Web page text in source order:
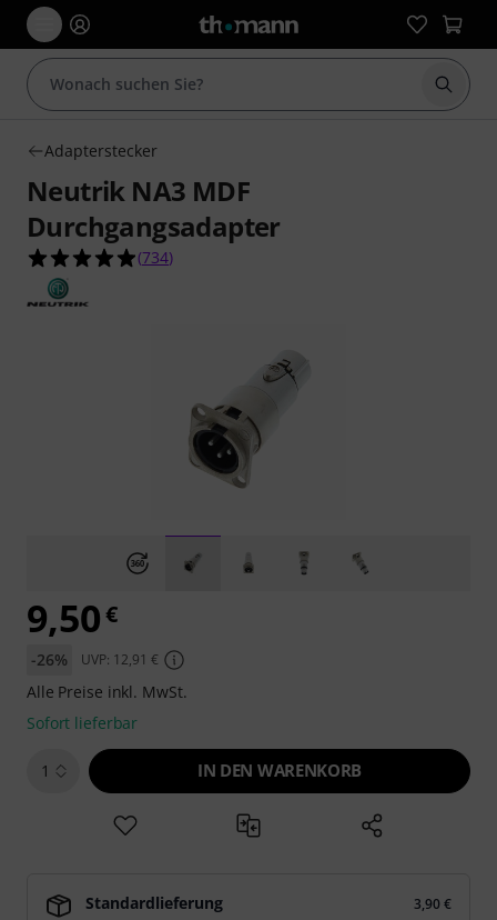
Suche
Adapterstecker
Neutrik NA3 MDF
Durchgangsadapter
4.9 von 5 Sternen aus 734 Kundenbewertungen
(734)
9,50€
-26% UVP: 12,91 €
Alle Preise inkl. MwSt.
Sofort lieferbar
1 IN DEN WARENKORB
Standardlieferung
3,90 €